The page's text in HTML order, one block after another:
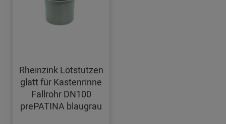
Rheinzink Lötstutzen
glatt für Kastenrinne
Fallrohr DN100
prePATINA blaugrau